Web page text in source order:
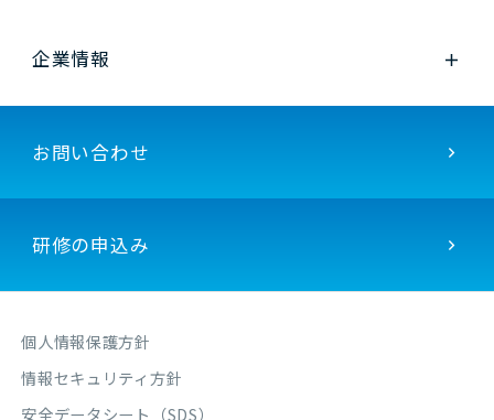
企業情報
お問い合わせ
研修の申込み
個人情報保護方針
情報セキュリティ方針
安全データシート（SDS）